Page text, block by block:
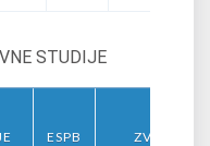
STUDIJE
ESPB ZVANJE